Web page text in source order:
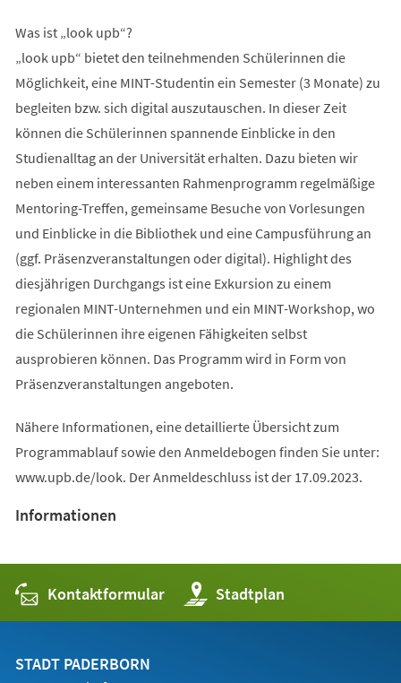
Was ist „look upb“?
„look upb“ bietet den teilnehmenden Schülerinnen die
Möglichkeit, eine MINT-Studentin ein Semester (3 Monate) zu
begleiten bzw. sich digital auszutauschen. In dieser Zeit
können die Schülerinnen spannende Einblicke in den
Studienalltag an der Universität erhalten. Dazu bieten wir
neben einem interessanten Rahmenprogramm regelmäßige
Mentoring-Treffen, gemeinsame Besuche von Vorlesungen
und Einblicke in die Bibliothek und eine Campusführung an
(ggf. Präsenzveranstaltungen oder digital). Highlight des
diesjährigen Durchgangs ist eine Exkursion zu einem
regionalen MINT-Unternehmen und ein MINT-Workshop, wo
die Schülerinnen ihre eigenen Fähigkeiten selbst
ausprobieren können. Das Programm wird in Form von
Präsenzveranstaltungen angeboten.
Nähere Informationen, eine detaillierte Übersicht zum
Programmablauf sowie den Anmeldebogen finden Sie unter:
www.upb.de/look. Der Anmeldeschluss ist der 17.09.2023.
Informationen
Kontaktformular Stadtplan
(Öffnet
in
einem
STADT PADERBORN